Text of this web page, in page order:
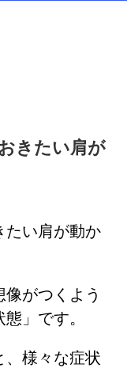
きたい肩が
たい肩が動か
がつくよう
」です。
、様々な症状